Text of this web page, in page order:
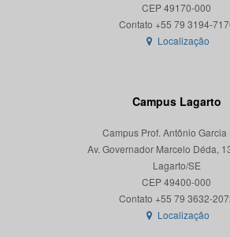
CEP 49170-000
Localização
Campus Lagarto
Campus Prof. Antônio Garcia
Av. Governador Marcelo Déda,
Lagarto/SE
CEP 49400-000
Localização